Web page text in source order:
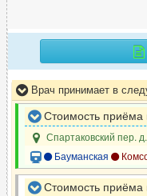
Врач принимает в
Стоимость приёма
Спартаковский пер.
Бауманская
Стоимость приёма